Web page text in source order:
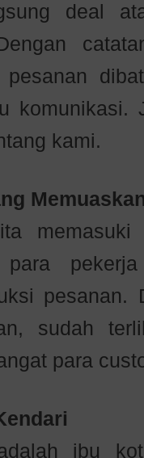
deal
pesanan
komunikasi.
kami.
para
sudah
para
ibu